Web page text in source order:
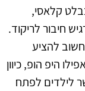
קלאסי,
חיבור לריקוד.
חשוב להציע
היפ הופ, כיוון
לילדים לפתח